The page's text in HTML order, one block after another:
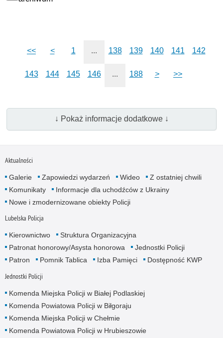
<< < 1 ... 138 139 140 141 142
143 144 145 146 ... 188 > >>
↓ Pokaż informacje dodatkowe ↓
Aktualności
Galerie Zapowiedzi wydarzeń Wideo
Z ostatniej chwili
Komunikaty
Informacje dla uchodźców z Ukrainy
Nowe i zmodernizowane obiekty Policji
Lubelska Policja
Kierownictwo
Struktura Organizacyjna
Patronat honorowy/Asysta honorowa
Jednostki Policji
Patron
Pomnik Tablica Izba Pamięci Dostępność KWP
Jednostki Policji
Komenda Miejska Policji w Białej Podlaskiej
Komenda Powiatowa Policji w Biłgoraju
Komenda Miejska Policji w Chełmie
Komenda Powiatowa Policji w Hrubieszowie